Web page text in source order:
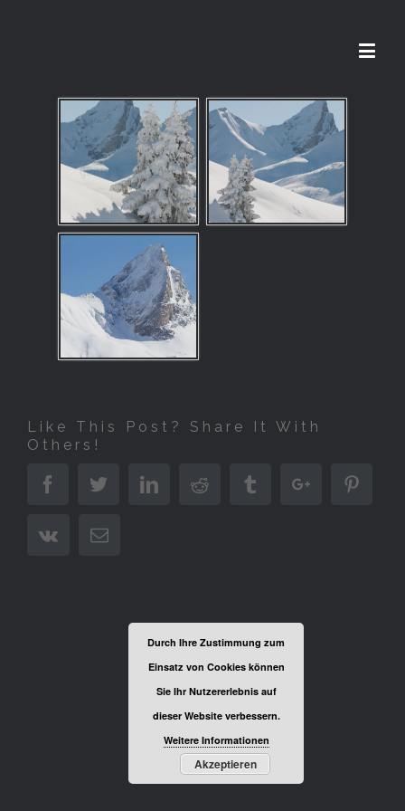
Like This Post? Share It With
Others!
FacebookTwitterLinkedinReddit TumblrGoogle+
Vk Email
Durch Ihre Zustimmung zum
Einsatz von Cookies können
Sie Ihr Nutzererlebnis auf
dieser Website verbessern.
Weitere Informationen
Akzeptieren